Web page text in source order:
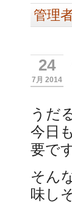
管理
24
7月 2014
うだ
今日
要で
そん
味し